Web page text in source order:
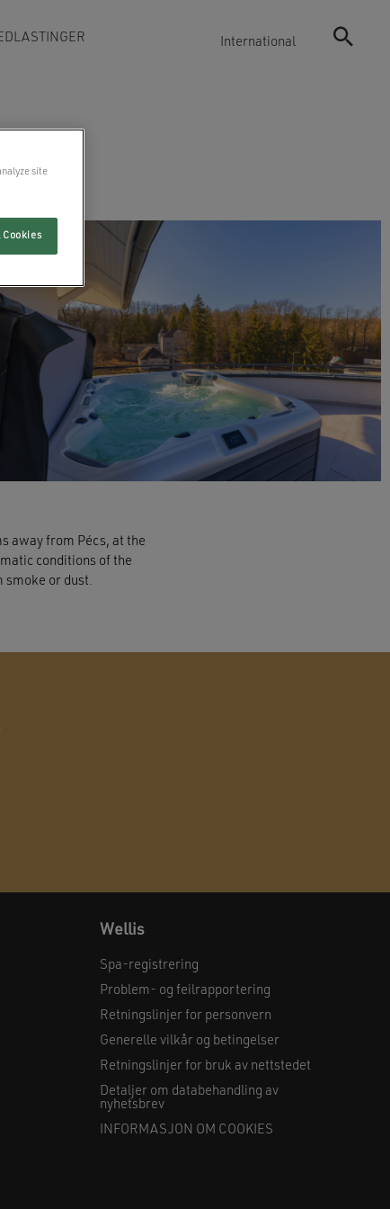
International
away from Pécs, at the
conditions of the
smoke or dust.
Wellis
Spa-registrering
Problem- og feilrapportering
Retningslinjer for personvern
Generelle vilkår og betingelser
Retningslinjer for bruk av nettstedet
Detaljer om databehandling av
nyhetsbrev
INFORMASJON OM COOKIES
site
Cookies